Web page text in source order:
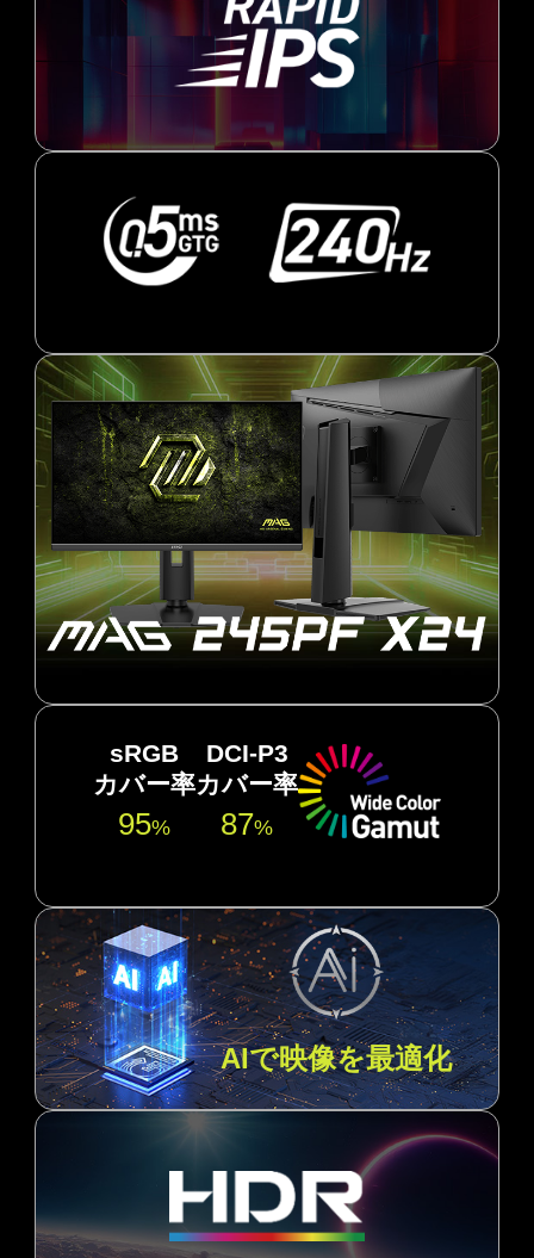
sRGB
カバー率
95%
DCI-P3
カバー率
87%
AIで映像を最適化